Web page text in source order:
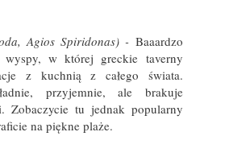
Agios Spiridonas) - Baaardzo
wyspy, w której greckie taverny
z kuchnią z całego świata.
przyjemnie, ale brakuje
Zobaczycie tu jednak popularny
na piękne plaże.